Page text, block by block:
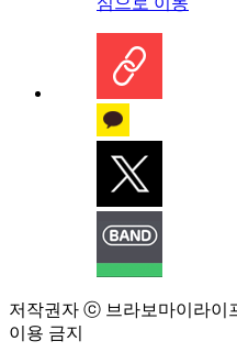
저작권자 ⓒ 브라보마이라이
이용 금지